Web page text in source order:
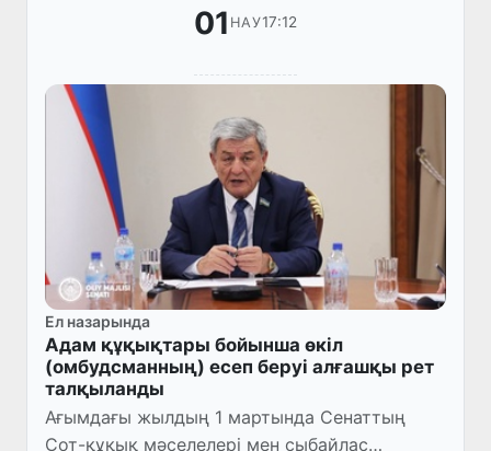
01 НАУ17:12
Ел назарында
Адам құқықтары бойынша өкіл
(омбудсманның) есеп беруі алғашқы рет
талқыланды
Ағымдағы жылдың 1 мартында Сенаттың
Сот-құқық мәселелері мен сыбайлас